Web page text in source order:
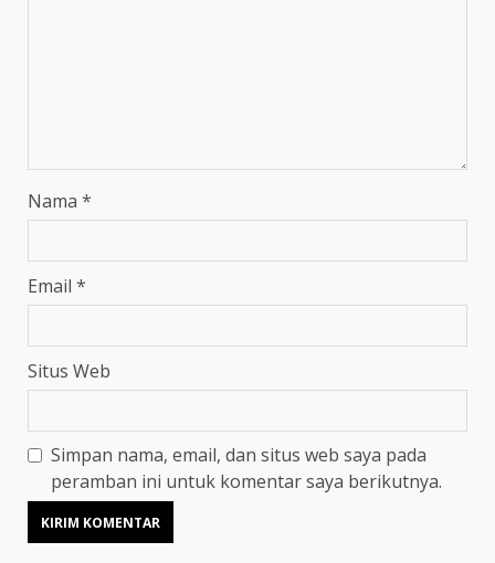
Nama *
Email *
Situs Web
Simpan nama, email, dan situs web saya pada
peramban ini untuk komentar saya berikutnya.